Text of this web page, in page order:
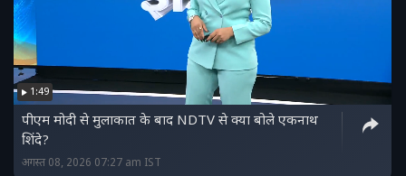
1:49
पीएम मोदी से मुलाकात के बाद NDTV से क्या बोले एकनाथ
शिंदे?
अगस्त 08, 2026 07:27 am IST